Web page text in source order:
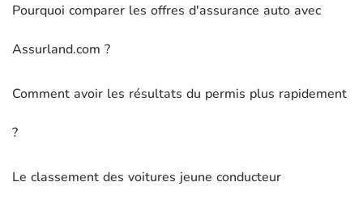
Pourquoi comparer les offres d'assurance auto avec
Assurland.com ?
Comment avoir les résultats du permis plus rapidement
?
Le classement des voitures jeune conducteur